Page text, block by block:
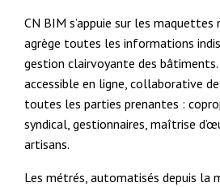
CN BIM s’appuie sur les
agrège toutes les informations
gestion clairvoyante des
accessible en ligne, collaborative
toutes les parties prenantes :
syndical, gestionnaires, maîtrise
artisans.
Les métrés, automatisés depuis la